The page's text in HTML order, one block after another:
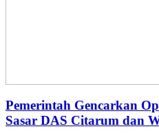
Pemerintah Gencarkan
Sasar DAS Citarum dan